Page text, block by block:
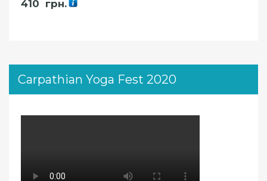
410 грн.
Carpathian Yoga Fest 2020